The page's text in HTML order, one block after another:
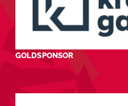
GOLDSPONSOR